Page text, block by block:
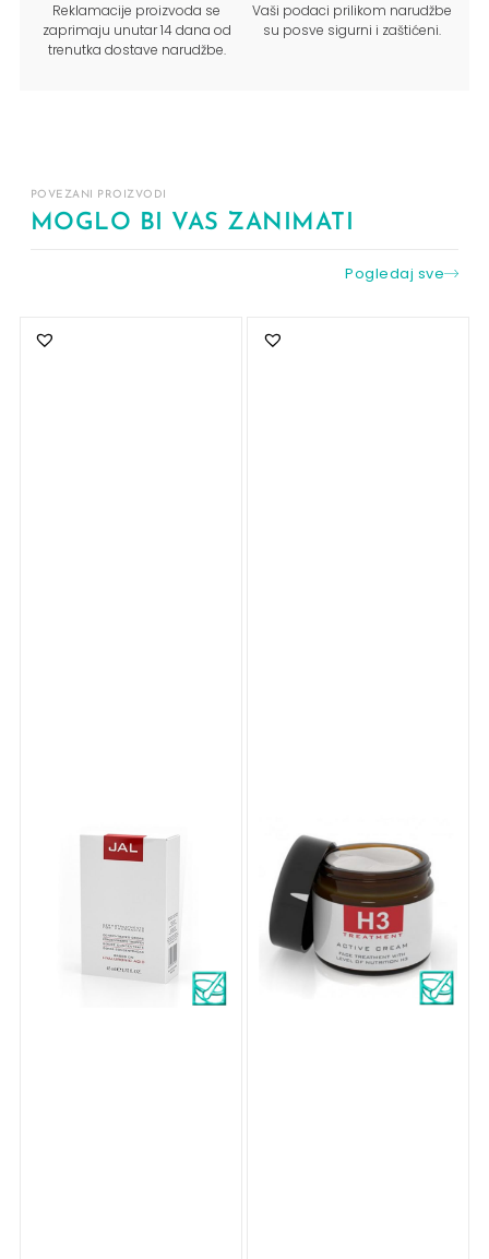
Reklamacije proizvoda se
zaprimaju unutar 14 dana od
trenutka dostave narudžbe.
Vaši podaci prilikom narudžbe
su posve sigurni i zaštićeni.
POVEZANI PROIZVODI
MOGLO BI VAS ZANIMATI
Pogledaj sve